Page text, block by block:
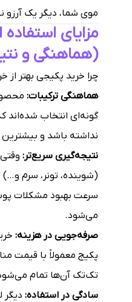
موی شما، دیگر یک آرزو
مزایای
(هماهنگی و
چرا خرید پکیجی بهتر
هماهنگی ترکیبات:
گونه‌ای انتخاب شده‌اند
نداشته باشد و بیشترین
نتیجه‌گیری سریع‌تر:
(شوینده، تونر، سرم و…)
سرعت بهبود مشکلات
می‌شود.
صرفه‌جویی در هزینه:
پکیج معمولاً با قیمت
تک‌تک آن‌ها تمام
سادگی در استفاده: دیگر